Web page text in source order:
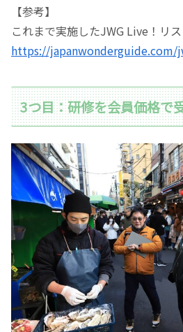
【参考】
これまで実施したJWG Live！リ
https://japanwonderguide.com/
3つ目：研修を会員価格で